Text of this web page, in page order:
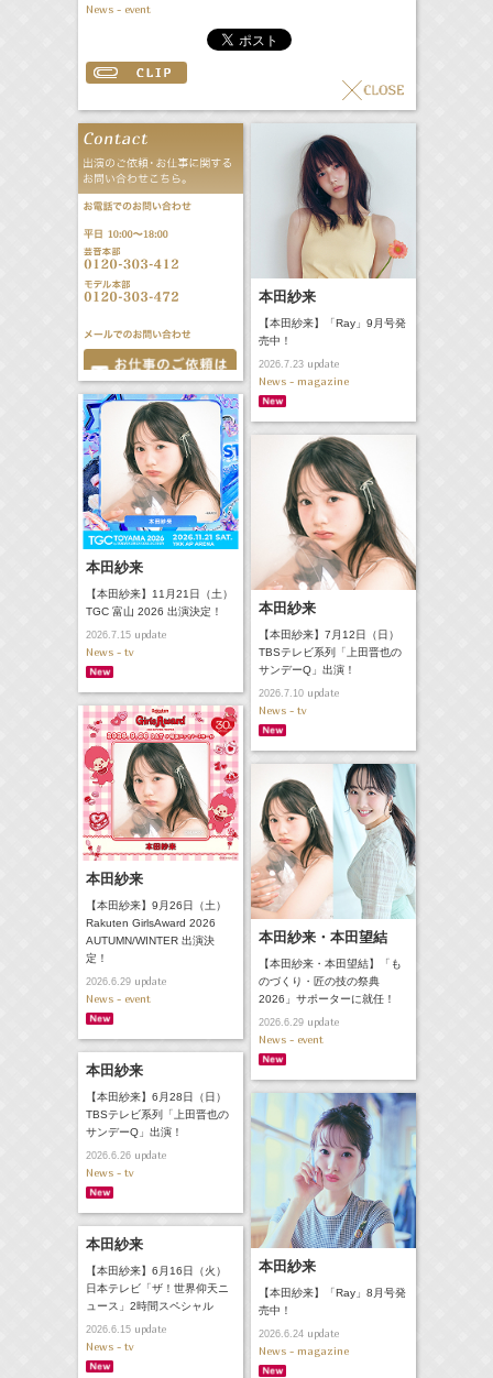
News - event
本田紗来
【本田紗来】「Ray」9月号発
売中！
2026.7.23update
News - magazine
本田紗来
【本田紗来】11月21日（土）
TGC 富山 2026 出演決定！
2026.7.15update
News - tv
本田紗来
【本田紗来】7月12日（日）
TBSテレビ系列「上田晋也の
サンデーQ」出演！
2026.7.10update
News - tv
本田紗来
【本田紗来】9月26日（土）
Rakuten GirlsAward 2026
AUTUMN/WINTER 出演決
定！
2026.6.29update
News - event
本田紗来・本田望結
【本田紗来・本田望結】「も
のづくり・匠の技の祭典
2026」サポーターに就任！
2026.6.29update
News - event
本田紗来
【本田紗来】6月28日（日）
TBSテレビ系列「上田晋也の
サンデーQ」出演！
2026.6.26update
News - tv
本田紗来
【本田紗来】「Ray」8月号発
売中！
2026.6.24update
News - magazine
本田紗来
【本田紗来】6月16日（火）
日本テレビ「ザ！世界仰天ニ
ュース」2時間スペシャル
2026.6.15update
News - tv